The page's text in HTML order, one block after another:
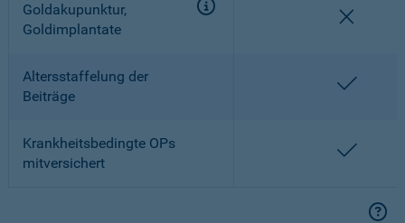
Goldakupunktur,
Goldimplantate
Altersstaffelung der
Beiträge
Krankheitsbedingte OPs
mitversichert